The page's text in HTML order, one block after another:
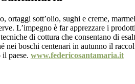
ortaggi sott’olio, sughi e creme,
L’impegno è far apprezzare i
di cottura che consentano di
boschi centenari in autunno il
paese. www.federicosantamaria.it